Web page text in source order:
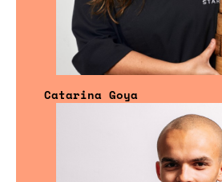
Catarina Goya